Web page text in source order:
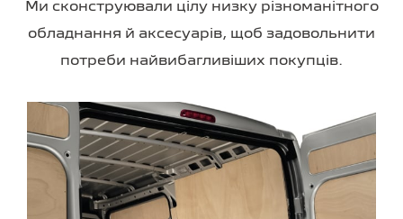
Ми сконструювали цілу низку різноманітного
обладнання й аксесуарів, щоб задовольнити
потреби найвибагливіших покупців.